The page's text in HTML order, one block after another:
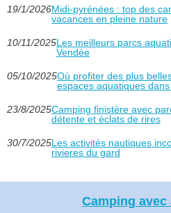
19/1/2026Midi-pyrénées : top des
vacances en pleine nature
10/11/2025Les meilleurs parcs
Vendée
05/10/2025Où profiter des plus
espaces aquatiques
23/8/2025Camping finistère avec
détente et éclats de rires
30/7/2025Les activités nautiques
rivieres du gard
Camping avec